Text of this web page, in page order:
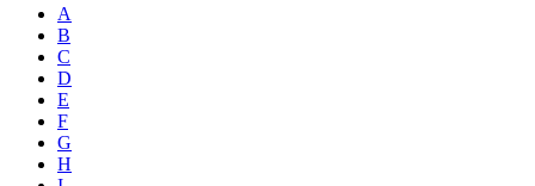
A
B
C
D
E
F
G
H